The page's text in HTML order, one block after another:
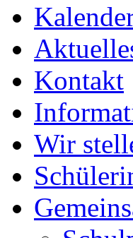
Kontakt
Wir